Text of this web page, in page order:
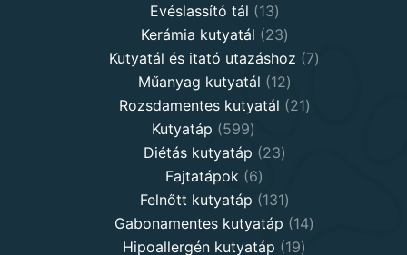
products
Evéslassító tál 1313
products
Kerámia kutyatál 2323
products
Kutyatál és itató utazáshoz 77
Műanyag kutyatál 1212
products
Rozsdamentes kutyatál 2121
Kutyatáp 599599
products
Diétás kutyatáp 2323
Fajtatápok 66
products
Felnőtt kutyatáp 131131
products
Gabonamentes kutyatáp 1414
Hipoallergén kutyatáp 1919